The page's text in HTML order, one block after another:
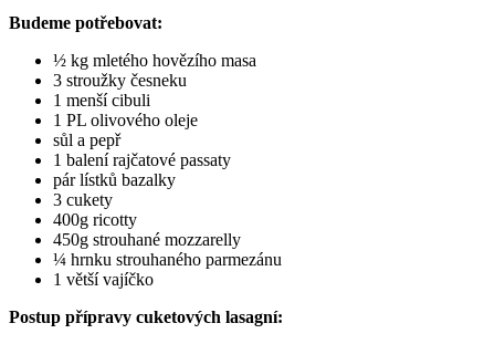
Budeme potřebovat:
½ kg mletého hovězího masa
3 stroužky česneku
1 menší cibuli
1 PL olivového oleje
sůl a pepř
1 balení rajčatové passaty
pár lístků bazalky
3 cukety
400g ricotty
450g strouhané mozzarelly
¼ hrnku strouhaného parmezánu
1 větší vajíčko
Postup přípravy cuketových lasagní: